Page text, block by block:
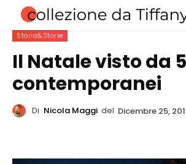
Storia&Storie
Il Natale visto da
contemporanei
Di Nicola Maggi del Dicembre 25,